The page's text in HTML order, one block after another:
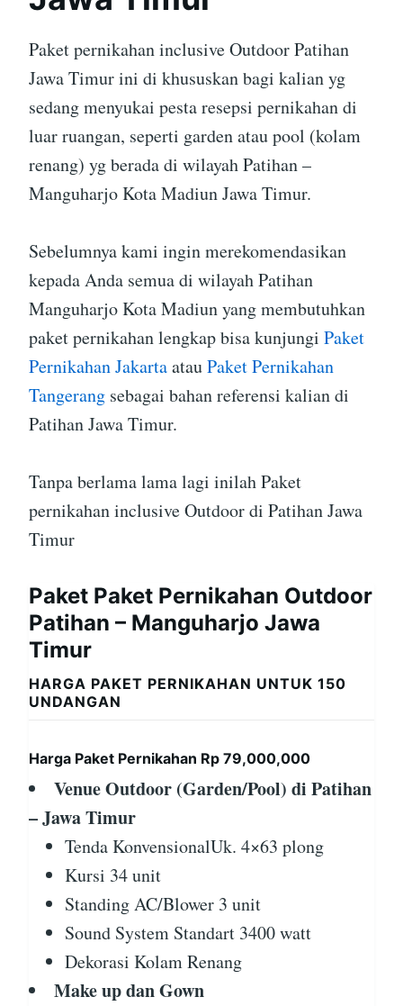
Paket pernikahan inclusive Outdoor Patihan
Jawa Timur ini di khususkan bagi kalian yg
sedang menyukai pesta resepsi pernikahan di
luar ruangan, seperti garden atau pool (kolam
renang) yg berada di wilayah Patihan –
Manguharjo Kota Madiun Jawa Timur.
Sebelumnya kami ingin merekomendasikan
kepada Anda semua di wilayah Patihan
Manguharjo Kota Madiun yang membutuhkan
paket pernikahan lengkap bisa kunjungi Paket
Pernikahan JakartaatauPaket Pernikahan
Tangerang sebagai bahan referensi kalian di
Patihan Jawa Timur.
Tanpa berlama lama lagi inilah Paket
pernikahan inclusive Outdoor di Patihan Jawa
Timur
Paket Paket Pernikahan Outdoor
Patihan – Manguharjo Jawa
Timur
HARGA PAKET PERNIKAHAN UNTUK 150
UNDANGAN
Harga Paket Pernikahan Rp 79,000,000
Venue Outdoor (Garden/Pool) di Patihan
– Jawa Timur
Tenda KonvensionalUk. 4×63 plong
Kursi 34 unit
Standing AC/Blower 3 unit
Sound System Standart 3400 watt
Dekorasi Kolam Renang
Make up dan Gown